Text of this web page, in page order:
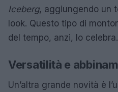
Iceberg, aggiungendo un
look. Questo tipo di
del tempo, anzi, lo celebra.
Versatilità e
Un’altra grande novità è